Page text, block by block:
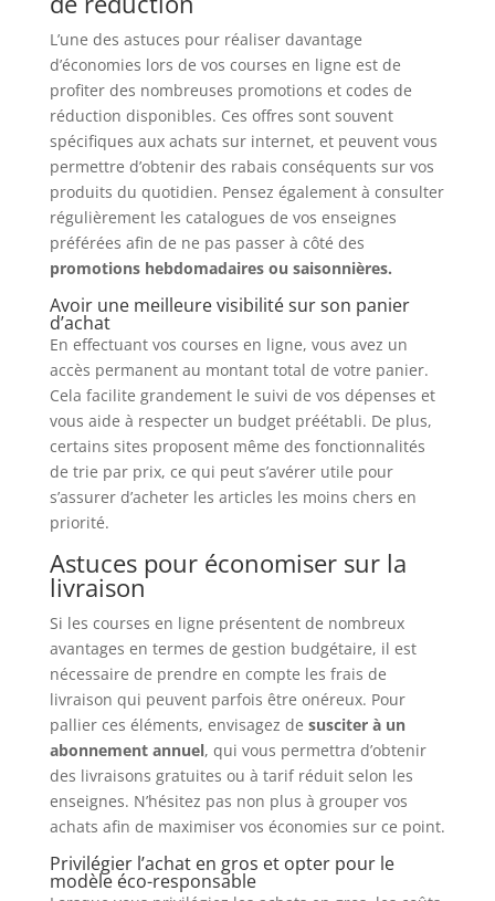
L’une des astuces pour réaliser davantage
d’économies lors de vos courses en ligne est de
profiter des nombreuses promotions et codes de
réduction disponibles. Ces offres sont souvent
spécifiques aux achats sur internet, et peuvent vous
permettre d’obtenir des rabais conséquents sur vos
produits du quotidien. Pensez également à consulter
régulièrement les catalogues de vos enseignes
préférées afin de ne pas passer à côté des
promotions hebdomadaires ou saisonnières.
Avoir une meilleure visibilité sur son panier
d’achat
En effectuant vos courses en ligne, vous avez un
accès permanent au montant total de votre panier.
Cela facilite grandement le suivi de vos dépenses et
vous aide à respecter un budget préétabli. De plus,
certains sites proposent même des fonctionnalités
de trie par prix, ce qui peut s’avérer utile pour
s’assurer d’acheter les articles les moins chers en
priorité.
Astuces pour économiser sur la
livraison
Si les courses en ligne présentent de nombreux
avantages en termes de gestion budgétaire, il est
nécessaire de prendre en compte les frais de
livraison qui peuvent parfois être onéreux. Pour
pallier ces éléments, envisagez de susciter à un
abonnement annuel, qui vous permettra d’obtenir
des livraisons gratuites ou à tarif réduit selon les
enseignes. N’hésitez pas non plus à grouper vos
achats afin de maximiser vos économies sur ce point.
Privilégier l’achat en gros et opter pour le
modèle éco-responsable